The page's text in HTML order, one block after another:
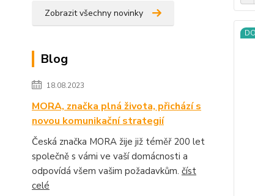
Zobrazit všechny novinky
Blog
18.08.2023
MORA, značka plná života, přichází s
novou komunikační strategií
Česká značka MORA žije již téměř 200 let
společně s vámi ve vaší domácnosti a
odpovídá všem vašim požadavkům. číst
celé